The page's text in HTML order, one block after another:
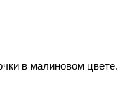
в малиновом цвете.